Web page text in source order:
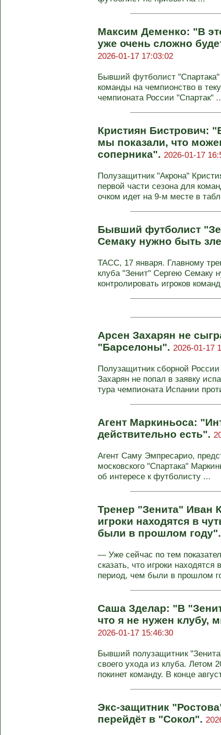
Максим Деменко: "В
уже очень сложно
2026-01-17 17:03:02
Бывший футболист
команды на чемпионство в
чемпионата России "Спартак"
Кристиян Бистрович:
мы показали, что
соперника". 2026-01-17
Полузащитник "Акрона"
первой части сезона для
очком идет на 9-м месте в
Бывший футболист
Семаку нужно быть
ТАСС, 17 января. Главному
клуба "Зенит" Сергею Семаку
контролировать игроков
Арсен Захарян не
"Барселоны". 2026-01-17
Полузащитник сборной
Захарян не попал в заявку
тура чемпионата Испании
Агент Маркиньоса:
действительно есть".
Агент Саму Эмпресарио,
московского "Спартака"
об интересе к футболисту ...
Тренер "Зенита" Иван
игроки находятся в
были в прошлом
— Уже сейчас по тем
сказать, что игроки
период, чем были в прошлом
Саша Зделар: "В
что я не нужен клубу,
2026-01-17 15:46:30
Бывший полузащитник
своего ухода из клуба. Летом
покинет команду. В конце
Экс-защитник
перейдёт в "Сокол".